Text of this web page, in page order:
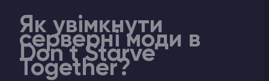
Як увімкнути
серверні моди в
Don`t Starve
Together?